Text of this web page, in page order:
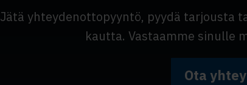
Jätä yhteydenottopyyntö, pyydä tarjousta
kautta. Vastaamme sinulle
Ota